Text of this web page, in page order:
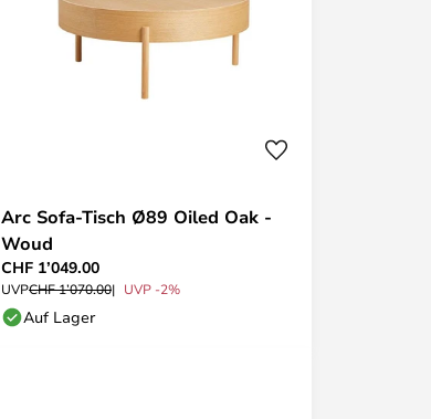
Arc Sofa-Tisch Ø89 Oiled Oak -
Woud
CHF 1’049.00
UVPCHF 1’070.00 UVP -2%
Auf Lager